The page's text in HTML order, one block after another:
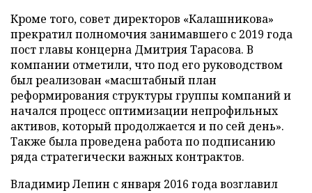
Кроме того, совет директоров «Калашникова»
прекратил полномочия занимавшего с 2019 года
пост главы концерна Дмитрия Тарасова. В
компании отметили, что под его руководством
был реализован «масштабный план
реформирования структуры группы компаний и
начался процесс оптимизации непрофильных
активов, который продолжается и по сей день».
Также была проведена работа по подписанию
ряда стратегически важных контрактов.
Владимир Лепин с января 2016 года возглавил